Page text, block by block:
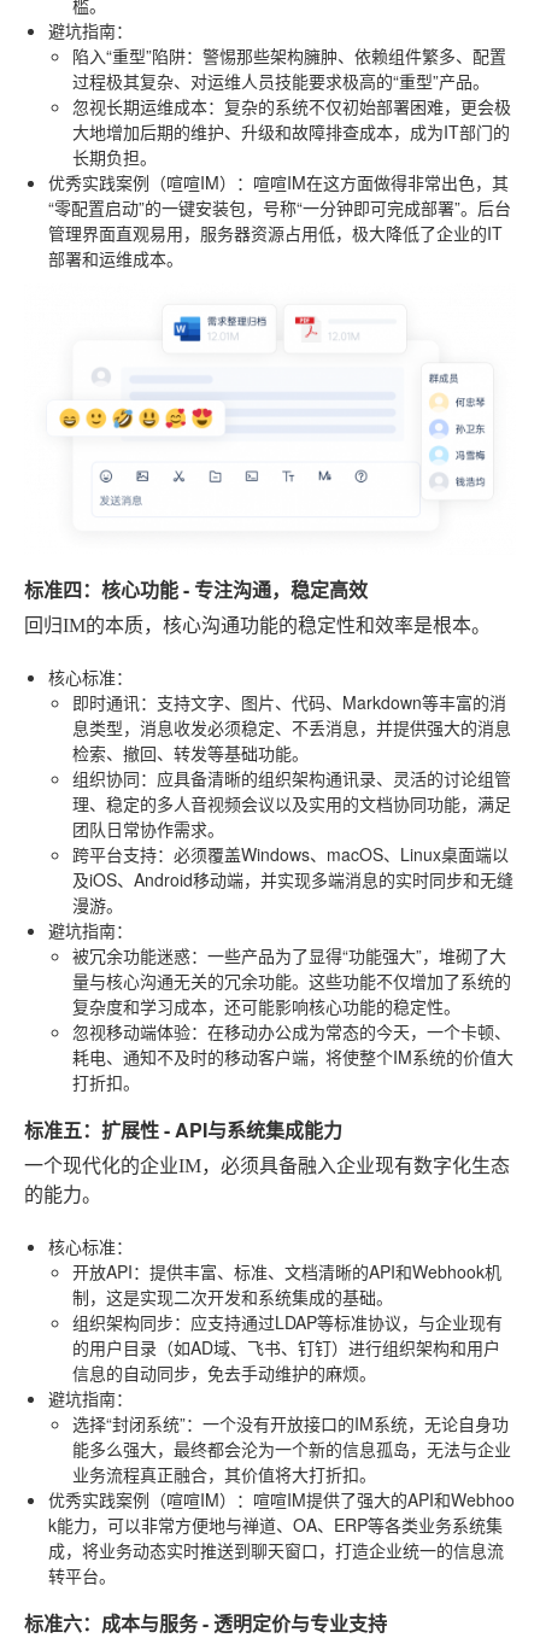
避坑指南：
陷入“重型”陷阱：警惕那些架构臃肿、依赖组件繁多、配置
过程极其复杂、对运维人员技能要求极高的“重型”产品。
忽视长期运维成本：复杂的系统不仅初始部署困难，更会极
大地增加后期的维护、升级和故障排查成本，成为IT部门的
长期负担。
优秀实践案例（喧喧IM） ：喧喧IM在这方面做得非常出色，其
“零配置启动”的一键安装包，号称“一分钟即可完成部署”。后台
管理界面直观易用，服务器资源占用低，极大降低了企业的IT
部署和运维成本。
标准四：核心功能 - 专注沟通，稳定高效
回归IM的本质，核心沟通功能的稳定性和效率是根本。
核心标准：
即时通讯：支持文字、图片、代码、Markdown等丰富的消
息类型，消息收发必须稳定、不丢消息，并提供强大的消息
检索、撤回、转发等基础功能。
组织协同：应具备清晰的组织架构通讯录、灵活的讨论组管
理、稳定的多人音视频会议以及实用的文档协同功能，满足
团队日常协作需求。
跨平台支持：必须覆盖Windows、macOS、Linux桌面端以
及iOS、Android移动端，并实现多端消息的实时同步和无缝
漫游。
避坑指南：
被冗余功能迷惑：一些产品为了显得“功能强大”，堆砌了大
量与核心沟通无关的冗余功能。这些功能不仅增加了系统的
复杂度和学习成本，还可能影响核心功能的稳定性。
忽视移动端体验：在移动办公成为常态的今天，一个卡顿、
耗电、通知不及时的移动客户端，将使整个IM系统的价值大
打折扣。
标准五：扩展性 - API与系统集成能力
一个现代化的企业IM，必须具备融入企业现有数字化生态
的能力。
核心标准：
开放API：提供丰富、标准、文档清晰的API和Webhook机
制，这是实现二次开发和系统集成的基础。
组织架构同步：应支持通过LDAP等标准协议，与企业现有
的用户目录（如AD域、飞书、钉钉）进行组织架构和用户
信息的自动同步，免去手动维护的麻烦。
避坑指南：
选择“封闭系统”：一个没有开放接口的IM系统，无论自身功
能多么强大，最终都会沦为一个新的信息孤岛，无法与企业
业务流程真正融合，其价值将大打折扣。
优秀实践案例（喧喧IM） ：喧喧IM提供了强大的API和Webhoo
k能力，可以非常方便地与禅道、OA、ERP等各类业务系统集
成，将业务动态实时推送到聊天窗口，打造企业统一的信息流
转平台。
标准六：成本与服务 - 透明定价与专业支持